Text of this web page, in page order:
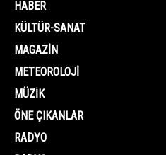
HABER
KÜLTÜR-SANAT
MAGAZIN
METEOROLOJI
MÜZIK
ÖNE ÇIKANLAR
RADYO